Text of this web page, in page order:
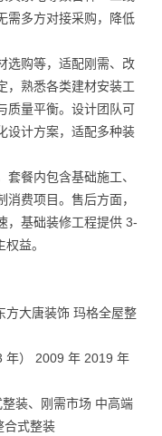
需多方对接采购，降低
选购等，适配刚需、改
，熟悉各类建材安装工
质量平衡。设计团队可
设计方案，适配多种装
餐内包含基础施工、
费项目。售后方面，
，基础装修工程提供 3-
益。
方大唐装饰 玛格全屋整
年） 2009 年 2019 年
装、刚需市场 中高端
合式整装